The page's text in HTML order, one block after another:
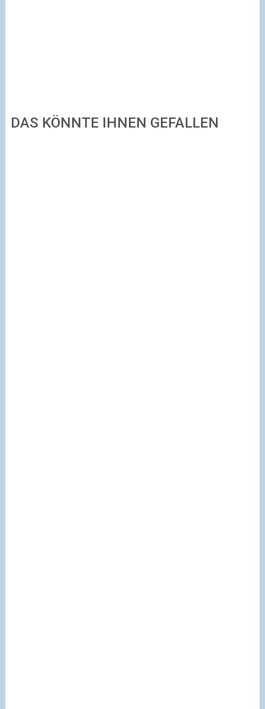
DAS KÖNNTE IHNEN GEFALLEN